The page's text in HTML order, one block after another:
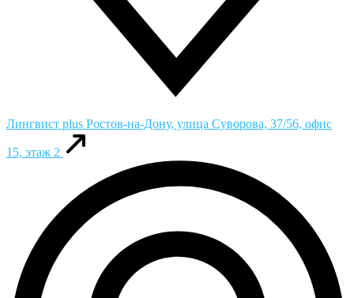
Лингвист plus Ростов-на-Дону, улица Суворова, 37/56, офис
15, этаж 2